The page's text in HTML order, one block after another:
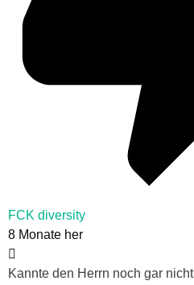
FCK diversity
8 Monate her
Kannte den Herrn noch gar